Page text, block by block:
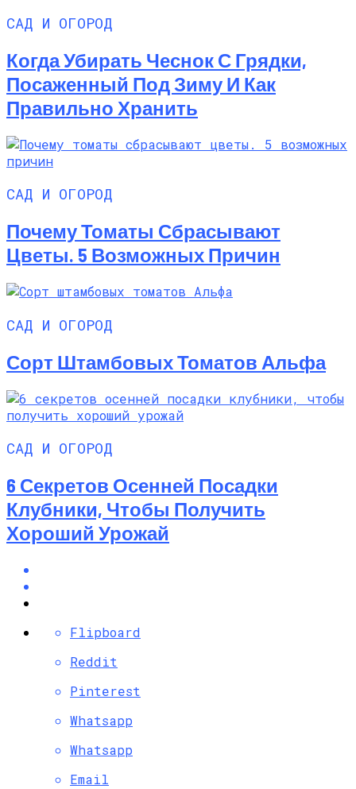
САД И ОГОРОД
Когда Убирать Чеснок С Грядки,
Посаженный Под Зиму И Как
Правильно Хранить
САД И ОГОРОД
Почему Томаты Сбрасывают
Цветы. 5 Возможных Причин
САД И ОГОРОД
Сорт Штамбовых Томатов Альфа
САД И ОГОРОД
6 Секретов Осенней Посадки
Клубники, Чтобы Получить
Хороший Урожай
Flipboard
Reddit
Pinterest
Whatsapp
Whatsapp
Email